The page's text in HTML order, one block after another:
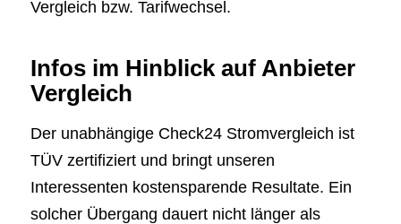
Vergleich bzw. Tarifwechsel.
Infos im Hinblick auf Anbieter
Vergleich
Der unabhängige Check24 Stromvergleich ist
TÜV zertifiziert und bringt unseren
Interessenten kostensparende Resultate. Ein
solcher Übergang dauert nicht länger als